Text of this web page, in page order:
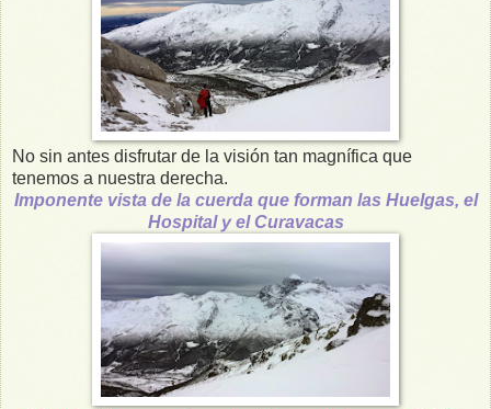
No sin antes disfrutar de la visión tan magnífica que
tenemos a nuestra derecha.
Imponente vista de la cuerda que forman las Huelgas, el
Hospital y el Curavacas